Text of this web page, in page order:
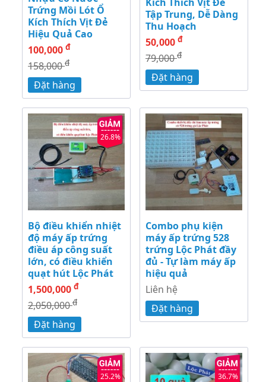
Trứng Mồi Lót Ổ
Kích Thích Vịt Đẻ
Hiệu Quả Cao
100,000 đ
158,000đ
Đặt hàng
Tập Trung, Dễ Dàng
Thu Hoạch
50,000 đ
79,000đ
Đặt hàng
26.8%
Bộ điều khiển nhiệt
độ máy ấp trứng
điều áp công suất
lớn, có điều khiển
quạt hút Lộc Phát
1,500,000 đ
2,050,000đ
Đặt hàng
Combo phụ kiện
máy ấp trứng 528
trứng Lộc Phát đầy
đủ - Tự làm máy ấp
hiệu quả
Liên hệ
Đặt hàng
25.2% 36.7%